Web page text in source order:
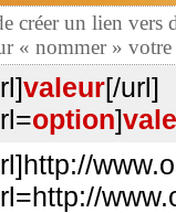
créer un lien vers
« nommer »
valeur[/url]
option]